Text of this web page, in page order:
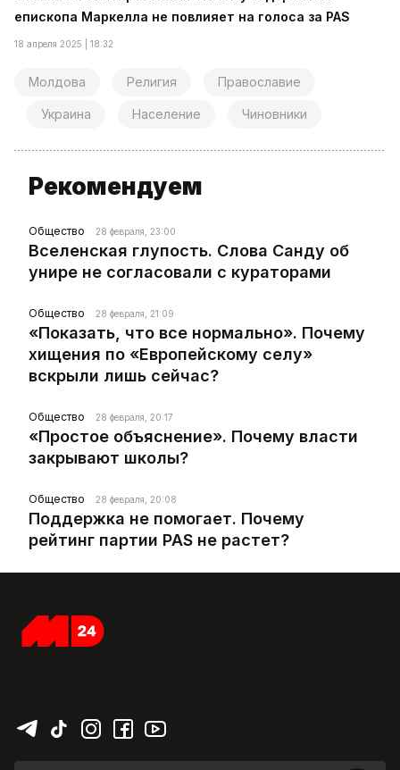
епископа Маркелла не повлияет на голоса за PAS
18 апреля 2025 | 18:32
Молдова Религия Православие
Украина Население Чиновники
Рекомендуем
Общество 28 февраля, 23:00
Вселенская глупость. Слова Санду об
унире не согласовали с кураторами
Общество 28 февраля, 21:09
«Показать, что все нормально». Почему
хищения по «Европейскому селу»
вскрыли лишь сейчас?
Общество 28 февраля, 20:17
«Простое объяснение». Почему власти
закрывают школы?
Общество 28 февраля, 20:08
Поддержка не помогает. Почему
рейтинг партии PAS не растет?